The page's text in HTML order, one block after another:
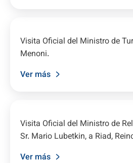
Visita Oficial del Ministro de
Menoni.
Ver más
Visita Oficial del Ministro de
Sr. Mario Lubetkin, a Riad,
Ver más